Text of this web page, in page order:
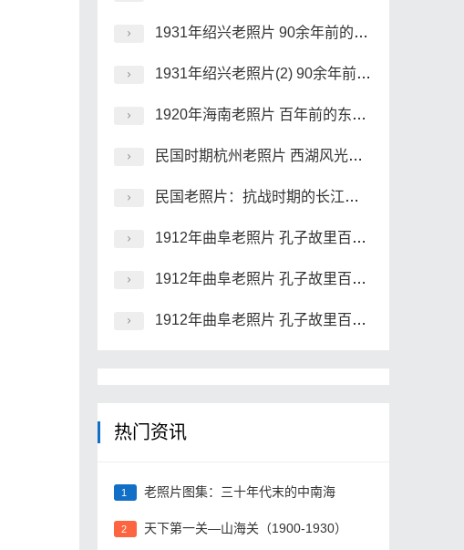
1931年绍兴老照片 90余年前的水乡绍兴风貌
1931年绍兴老照片(2) 90余年前的水乡绍兴风貌
1920年海南老照片 百年前的东坡祠、昌明塔、海瑞墓
民国时期杭州老照片 西湖风光及灵隐寺
民国老照片：抗战时期的长江沿岸风景
1912年曲阜老照片 孔子故里百年前彩色影像（上）
1912年曲阜老照片 孔子故里百年前彩色影像（中）
1912年曲阜老照片 孔子故里百年前彩色影像（下）
热门资讯
1 老照片图集：三十年代末的中南海
2 天下第一关—山海关（1900-1930）